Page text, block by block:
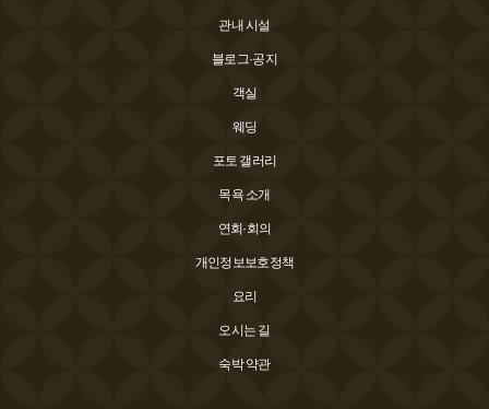
관내 시설
블로그·공지
객실
웨딩
포토 갤러리
목욕 소개
연회·회의
개인정보보호정책
요리
오시는 길
숙박 약관